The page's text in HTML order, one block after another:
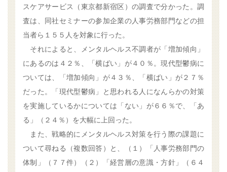
スケアサービス（東京都新宿区）の調査で分かった。調
査は、同社セミナーの参加企業の人事労務部門などの担
当者ら１５５人を対象に行った。
それによると、メンタルヘルス不調者が「増加傾向」
にあるのは４２％、「横ばい」が４０％。現代型鬱病に
ついては、「増加傾向」が４３％、「横ばい」が２７％
だった。「現代型鬱病」と思われる人になんらかの対策
を実施しているかについては「ない」が６６％で、「あ
る」（２４％）を大幅に上回った。
また、戦略的にメンタルヘルス対策を行う際の課題に
ついて尋ねる（複数回答）と、（１）「人事労務部門の
体制」（７７件）（２）「経営層の意識・方針」（６４